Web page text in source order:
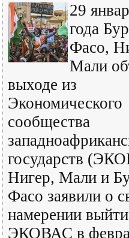
29
года
Фасо,
Мали
выходе из
Экономического
сообщества
государств
Нигер, Мали и
Фасо заявили о
намерении
ЭКОВАС в